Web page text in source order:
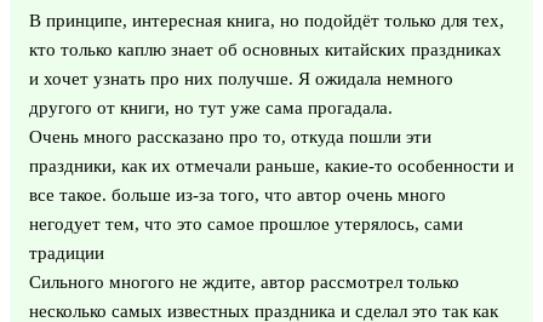
В принципе, интересная книга, но подойдёт только для тех,
кто только каплю знает об основных китайских праздниках
и хочет узнать про них получше. Я ожидала немного
другого от книги, но тут уже сама прогадала.
Очень много рассказано про то, откуда пошли эти
праздники, как их отмечали раньше, какие-то особенности и
все такое. больше из-за того, что автор очень много
негодует тем, что это самое прошлое утерялось, сами
традиции
Сильного многого не ждите, автор рассмотрел только
несколько самых известных праздника и сделал это так как